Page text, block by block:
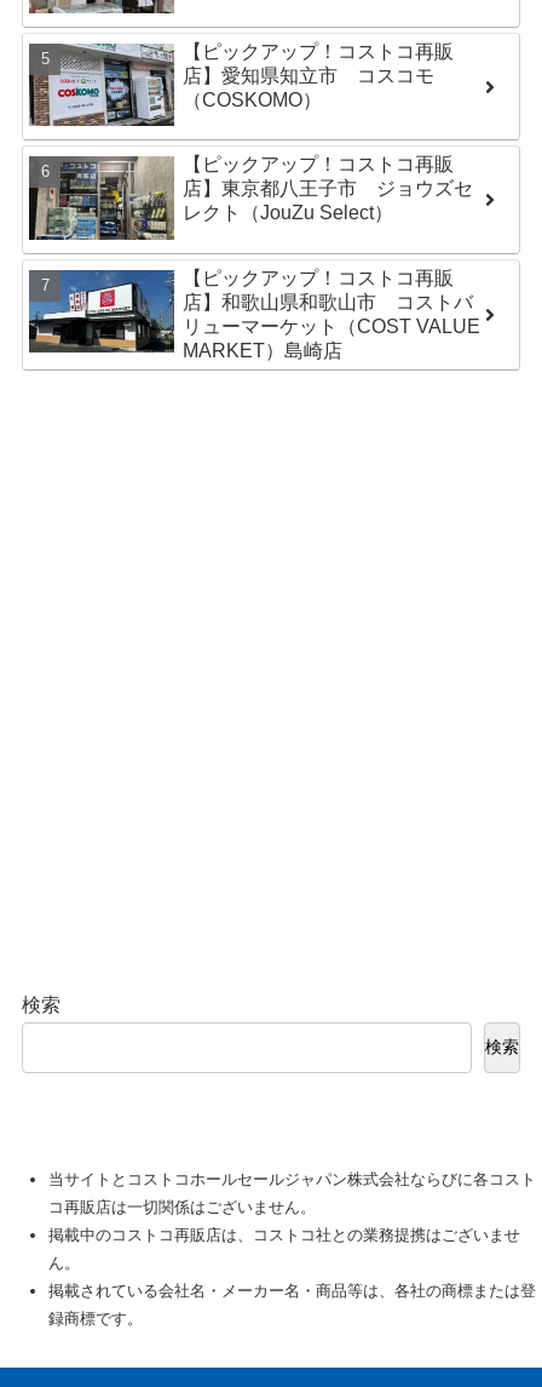
【ピックアップ！コストコ再販
店】愛知県知立市 コスコモ
（COSKOMO）
【ピックアップ！コストコ再販
店】東京都八王子市 ジョウズセ
レクト（JouZu Select）
【ピックアップ！コストコ再販
店】和歌山県和歌山市 コストバ
リューマーケット（COST VALUE
MARKET）島崎店
検索
検索
当サイトとコストコホールセールジャパン株式会社ならびに各コスト
コ再販店は一切関係はございません。
掲載中のコストコ再販店は、コストコ社との業務提携はございませ
ん。
掲載されている会社名・メーカー名・商品等は、各社の商標または登
録商標です。